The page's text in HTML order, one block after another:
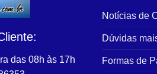
na
das 08h às 17h
Notícias de
Dúvidas
Formas de